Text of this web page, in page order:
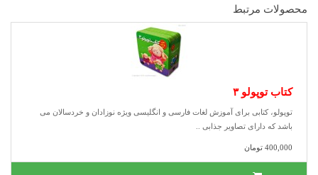
محصولات مرتبط
کتاب توپولو ٣
توپولو، کتابی برای آموزش لغات فارسی و انگلیسی ویژه نوزادان و خردسالان می
باشد که دارای تصاویر جذابی ..
400,000 تومان